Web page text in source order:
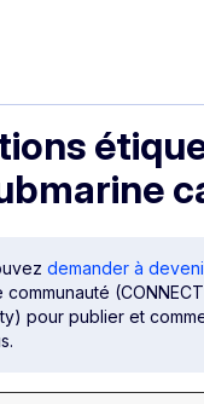
demander à
(CONNECT
pour publier et